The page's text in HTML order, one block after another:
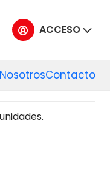
ACCESO
NosotrosContacto
120